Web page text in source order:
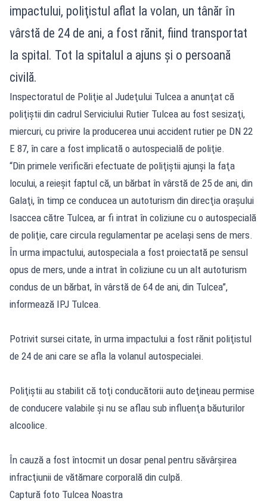
impactului, poliţistul aflat la volan, un tânăr în
vârstă de 24 de ani, a fost rănit, fiind transportat
la spital. Tot la spitalul a ajuns și o persoană
civilă.
Inspectoratul de Poliţie al Judeţului Tulcea a anunţat că
poliţiştii din cadrul Serviciului Rutier Tulcea au fost sesizaţi,
miercuri, cu privire la producerea unui accident rutier pe DN 22
E 87, în care a fost implicată o autospecială de poliţie.
“Din primele verificări efectuate de poliţiştii ajunşi la faţa
locului, a reieşit faptul că, un bărbat în vârstă de 25 de ani, din
Galaţi, în timp ce conducea un autoturism din direcţia oraşului
Isaccea către Tulcea, ar fi intrat în coliziune cu o autospecială
de poliţie, care circula regulamentar pe acelaşi sens de mers.
În urma impactului, autospeciala a fost proiectată pe sensul
opus de mers, unde a intrat în coliziune cu un alt autoturism
condus de un bărbat, în vârstă de 64 de ani, din Tulcea”,
informează IPJ Tulcea.
Potrivit sursei citate, în urma impactului a fost rănit poliţistul
de 24 de ani care se afla la volanul autospecialei.
Poliţiştii au stabilit că toţi conducătorii auto deţineau permise
de conducere valabile şi nu se aflau sub influenţa băuturilor
alcoolice.
În cauză a fost întocmit un dosar penal pentru săvârşirea
infracţiunii de vătămare corporală din culpă.
Captură foto Tulcea Noastra